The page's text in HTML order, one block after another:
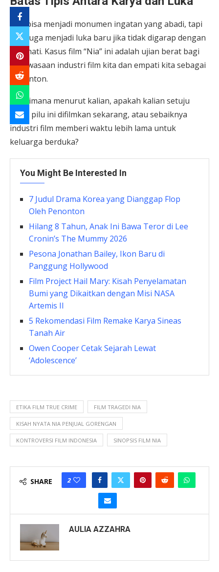
Film bisa menjadi monumen ingatan yang abadi, tapi
bisa juga menjadi luka baru jika tidak digarap dengan
hati-hati. Kasus film “Nia” ini adalah ujian berat bagi
kedewasaan industri film kita dan empati kita sebagai
penonton.
Bagaimana menurut kalian, apakah kalian setuju
kisah pilu ini difilmkan sekarang, atau sebaiknya
industri film memberi waktu lebih lama untuk
keluarga berduka?
You Might Be Interested In
7 Judul Drama Korea yang Dianggap Flop
Oleh Penonton
Hilang 8 Tahun, Anak Ini Bawa Teror di Lee
Cronin’s The Mummy 2026
Pesona Jonathan Bailey, Ikon Baru di
Panggung Hollywood
Film Project Hail Mary: Kisah Penyelamatan
Bumi yang Dikaitkan dengan Misi NASA
Artemis II
5 Rekomendasi Film Remake Karya Sineas
Tanah Air
Owen Cooper Cetak Sejarah Lewat
‘Adolescence’
ETIKA FILM TRUE CRIME FILM TRAGEDI NIA
KISAH NYATA NIA PENJUAL GORENGAN
KONTROVERSI FILM INDONESIA SINOPSIS FILM NIA
SHARE 2
AULIA AZZAHRA